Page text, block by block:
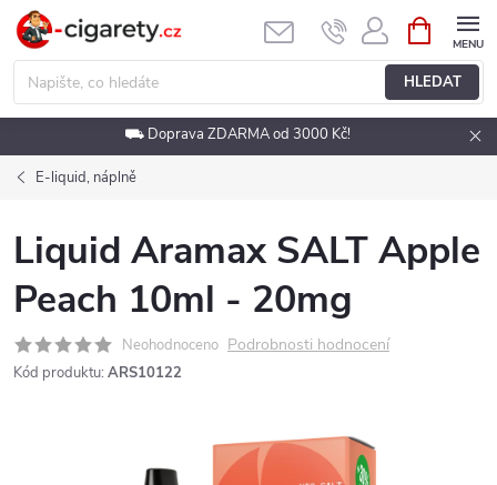
Přejít
obsah
HLEDAT
NÁKUPNÍ
KOŠÍK
⛟ Doprava ZDARMA od 3000 Kč!
E-liquid, náplně
Liquid Aramax SALT Apple
Peach 10ml - 20mg
Neohodnoceno Podrobnosti hodnocení
Kód produktu: ARS10122